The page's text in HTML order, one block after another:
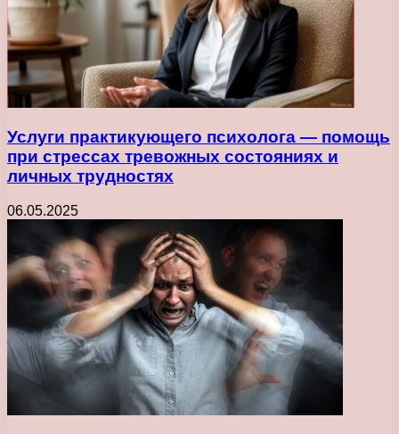
Услуги практикующего психолога — помощь
при стрессах тревожных состояниях и
личных трудностях
06.05.2025